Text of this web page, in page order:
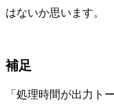
はないか思います。
補足
「処理時間が出力ト